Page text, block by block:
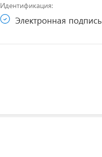
Идентификация:
Электронная подпись